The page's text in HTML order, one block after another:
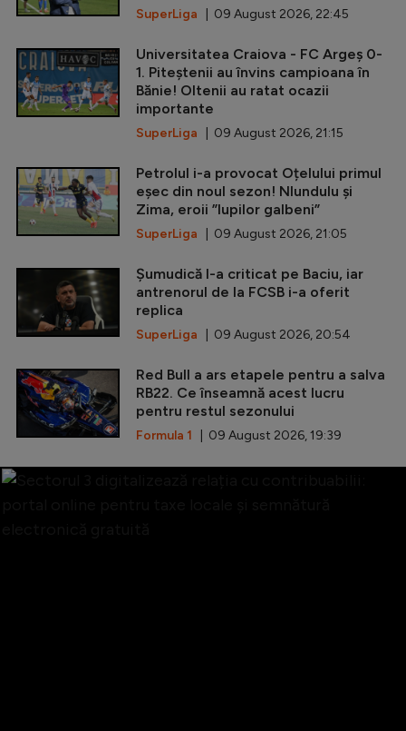
SuperLiga | 09 August 2026, 22:45
Universitatea Craiova - FC Argeș 0-
1. Piteștenii au învins campioana în
Bănie! Oltenii au ratat ocazii
importante
SuperLiga | 09 August 2026, 21:15
Petrolul i-a provocat Oțelului primul
eșec din noul sezon! Nlundulu și
Zima, eroii ”lupilor galbeni”
SuperLiga | 09 August 2026, 21:05
Șumudică l-a criticat pe Baciu, iar
antrenorul de la FCSB i-a oferit
replica
SuperLiga | 09 August 2026, 20:54
Red Bull a ars etapele pentru a salva
RB22. Ce înseamnă acest lucru
pentru restul sezonului
Formula 1 | 09 August 2026, 19:39